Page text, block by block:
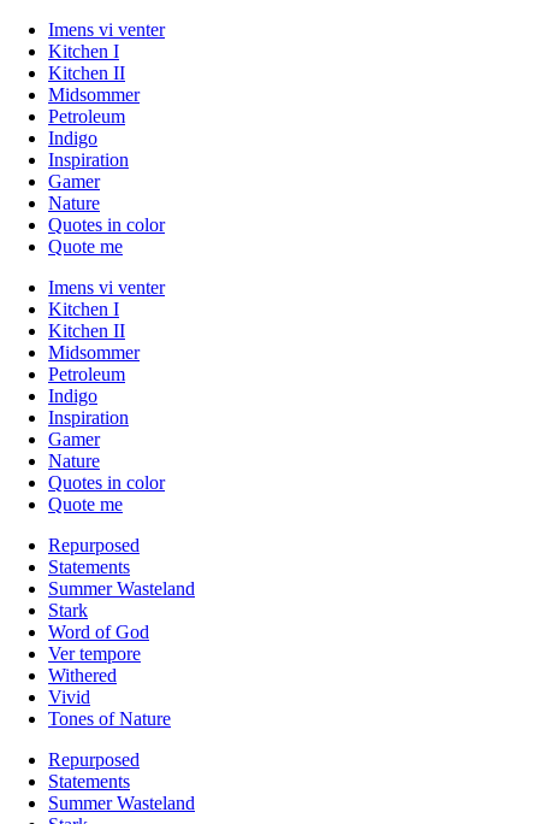
Imens vi venter
Kitchen I
Kitchen II
Midsommer
Petroleum
Indigo
Inspiration
Gamer
Nature
Quotes in color
Quote me
Imens vi venter
Kitchen I
Kitchen II
Midsommer
Petroleum
Indigo
Inspiration
Gamer
Nature
Quotes in color
Quote me
Repurposed
Statements
Summer Wasteland
Stark
Word of God
Ver tempore
Withered
Vivid
Tones of Nature
Repurposed
Statements
Summer Wasteland